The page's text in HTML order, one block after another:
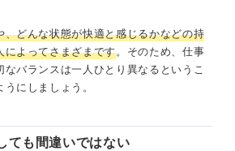
、どんな状態が快適と感じるかなどの持
によってさまざまです。そのため、仕事
なバランスは一人ひとり異なるというこ
にしましょう。
ても間違いではない
が両立しやすい仕事の見極め方は？
ントが解説
トの優先順位は考え方次第！ 自分の価